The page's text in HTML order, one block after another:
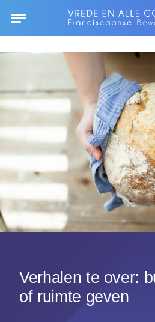
Verhalen te over:
of ruimte geven